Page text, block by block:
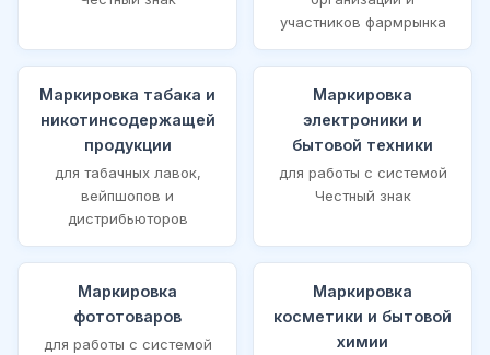
участников фармрынка
Маркировка табака и
никотинсодержащей
продукции
для табачных лавок,
вейпшопов и
дистрибьюторов
Маркировка
электроники и
бытовой техники
для работы с системой
Честный знак
Маркировка
фототоваров
для работы с системой
Маркировка
косметики и бытовой
химии